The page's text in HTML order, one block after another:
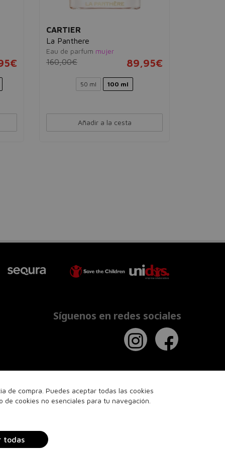
CARTIER
La Panthere
Eau de parfum mujer
160,00€ 89,95€
50 ml 100 ml
Añadir a la cesta
de compra. Puedes aceptar todas las cookies
cookies no esenciales para tu navegación.
todas
Síguenos en redes sociales